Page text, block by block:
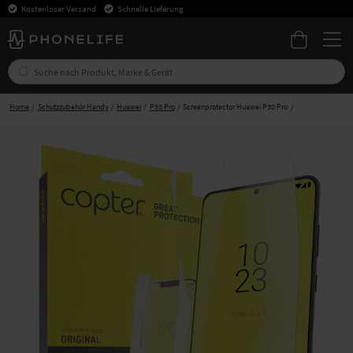
Kostenloser Versand Schnelle Lieferung
Home Schutzzubehör Handy Huawei P30 Pro Screenprotector Huawei P30 Pro